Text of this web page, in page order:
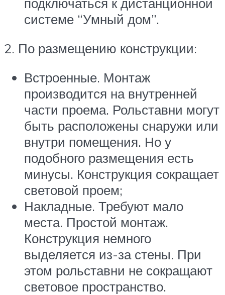
системе “Умный дом”.
2. По размещению конструкции:
Встроенные. Монтаж
производится на внутренней
части проема. Рольставни могут
быть расположены снаружи или
внутри помещения. Но у
подобного размещения есть
минусы. Конструкция сокращает
световой проем;
Накладные. Требуют мало
места. Простой монтаж.
Конструкция немного
выделяется из-за стены. При
этом рольставни не сокращают
световое пространство.